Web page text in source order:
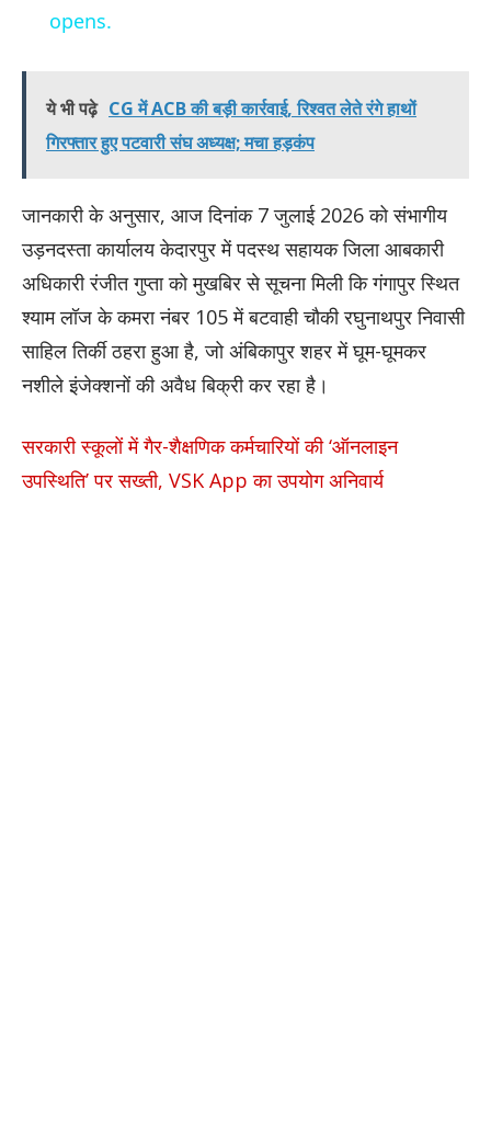
opens.
ये भी पढ़े CG में ACB की बड़ी कार्रवाई, रिश्वत लेते रंगे हाथों
गिरफ्तार हुए पटवारी संघ अध्यक्ष; मचा हड़कंप
जानकारी के अनुसार, आज दिनांक 7 जुलाई 2026 को संभागीय
उड़नदस्ता कार्यालय केदारपुर में पदस्थ सहायक जिला आबकारी
अधिकारी रंजीत गुप्ता को मुखबिर से सूचना मिली कि गंगापुर स्थित
श्याम लॉज के कमरा नंबर 105 में बटवाही चौकी रघुनाथपुर निवासी
साहिल तिर्की ठहरा हुआ है, जो अंबिकापुर शहर में घूम-घूमकर
नशीले इंजेक्शनों की अवैध बिक्री कर रहा है।
सरकारी स्कूलों में गैर-शैक्षणिक कर्मचारियों की ‘ऑनलाइन
उपस्थिति’ पर सख्ती, VSK App का उपयोग अनिवार्य